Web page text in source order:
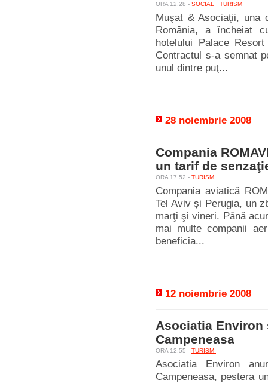
ORA 12.28 - SOCIAL TURISM
Muşat & Asociaţii, una
România, a încheiat
hotelului Palace
Contractul s-a semnat
unul dintre puţ...
28 noiembrie 2008
Compania
un tarif de
ORA 17.52 - TURISM
Compania aviatică
Tel Aviv şi Perugia, un
marţi şi vineri. Până
mai multe companii
beneficia...
12 noiembrie 2008
Asociatia Environ
Campeneasa
ORA 12.55 - TURISM
Asociatia Environ
Campeneasa, pestera